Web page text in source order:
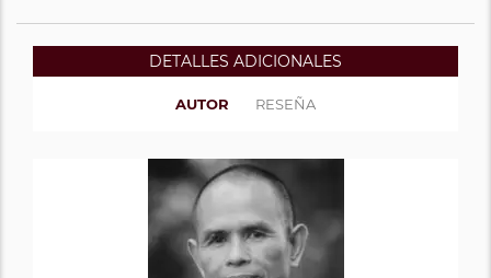
DETALLES ADICIONALES
AUTOR RESEÑA